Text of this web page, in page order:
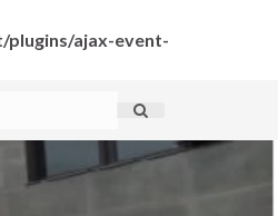
ajax-event-